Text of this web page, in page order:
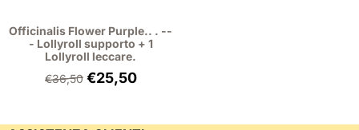
Officinalis Flower Purple.. . --
- Lollyroll supporto + 1
Lollyroll leccare.
€36,50 €25,50